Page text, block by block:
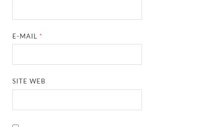
E-MAIL *
SITE WEB